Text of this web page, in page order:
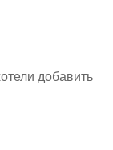
добавить